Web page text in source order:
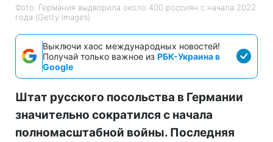
Фото: Германия выдворила около 400 россиян с начала 2022
года (Getty Images)
Выключи хаос международных новостей!
Получай только важное из РБК-Украина в
Google
Штат русского посольства в Германии
значительно сократился с начала
полномасштабной войны. Последняя